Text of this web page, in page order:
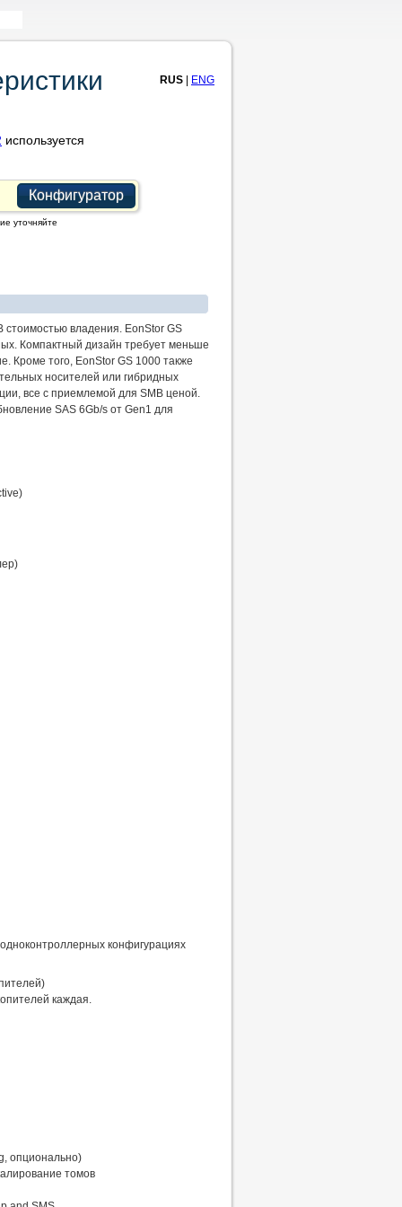
RUS ENG
используется
Конфигуратор
уточняйте
владения. EonStor GS
Компактный дизайн требует меньше
Кроме того, EonStor GS 1000 также
носителей или гибридных
все с приемлемой для SMB ценой.
SAS 6Gb/s от Gen1 для
конфигурациях
каждая.
опционально)
томов